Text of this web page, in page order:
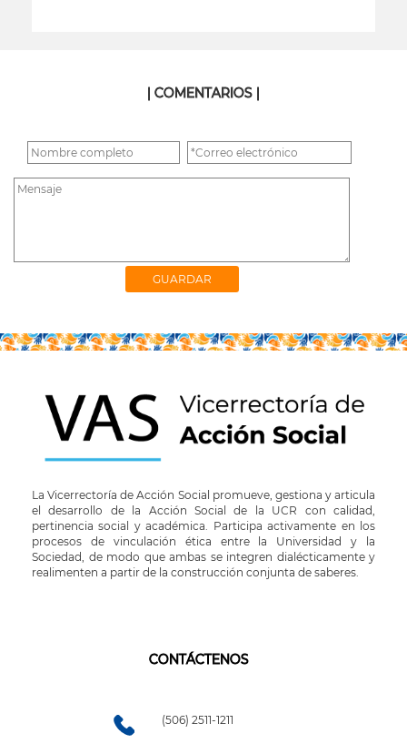
| COMENTARIOS |
La Vicerrectoría de Acción Social promueve, gestiona y articula
el desarrollo de la Acción Social de la UCR con calidad,
pertinencia social y académica. Participa activamente en los
procesos de vinculación ética entre la Universidad y la
Sociedad, de modo que ambas se integren dialécticamente y
realimenten a partir de la construcción conjunta de saberes.
CONTÁCTENOS
(506) 2511-1211